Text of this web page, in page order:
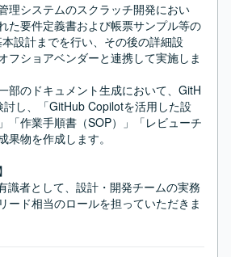
理システムのスクラッチ開発におい
た要件定義書および帳票サンプル等の
設計までを行い、その後の詳細設
フショアベンダーと連携して実施しま
部のドキュメント生成において、GitH
し、「GitHub Copilotを活用した設
「作業手順書（SOP）」「レビューチ
果物を作成します。
識者として、設計・開発チームの実務
ード相当のロールを担っていただきま